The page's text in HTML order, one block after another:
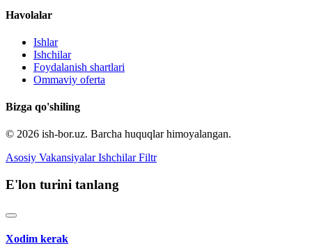
Havolalar
Ishlar
Ishchilar
Foydalanish shartlari
Ommaviy oferta
Bizga qo'shiling
© 2026 ish-bor.uz. Barcha huquqlar himoyalangan.
Asosiy Vakansiyalar Ishchilar Filtr
E'lon turini tanlang
Xodim kerak